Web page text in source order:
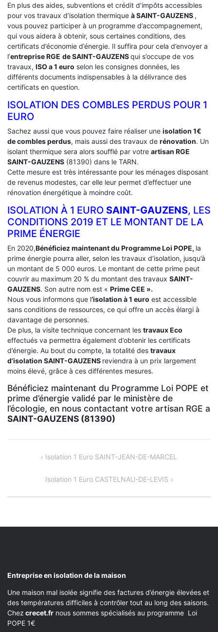
En plus des aides, subventions et crédit d’impôts accessibles
pour vos travaux d’isolation thermique à SAINT-GAUZENS ,
vous pouvez participer à un programme d’accompagnement,
qui vous aidera à obtenir, sous certaines conditions, des
certificats d’économie d’énergie. Il suffira pour cela d’envoyer a
l’entreprise RGE de SAINT-GAUZENSqui s’occupe de vos
travaux, ISO a 1 euro selon les consignes données, les
différents documents indispensables à la délivrance des
certificats en question.
ISOLATION DES COMBLES PERDUS POUR 1
EURO
Sachez aussi que vous pouvez faire réaliser une isolation 1€
de combles perdus, mais aussi des travaux de rénovation. Un
isolant thermique sera alors soufflé par votre artisan RGE
SAINT-GAUZENS (81390) dans le TARN.
Cette mesure est très intéressante pour les ménages disposant
de revenus modestes, car elle leur permet d’effectuer une
rénovation énergétique à moindre coût.
ISOLATION À 1 EURO SAINT-GAUZENS, LES
CONDITIONS 2019 ET LE MONTANT DE LA
PRIME ÉNERGIE
En 2020,Bénéficiez maintenant du Programme Loi POPE, la
prime énergie pourra aller, selon les travaux d’isolation, jusqu’à
un montant de 5 000 euros. Le montant de cette prime peut
couvrir au maximum 20 % du montant des travaux SAINT-
GAUZENS. Son autre nom est « Prime CEE ».
Nous vous informons que l‘isolation à 1 euro est accessible
sans conditions de ressources, ce qui offre un accès élargi à
davantage de personnes.
De plus, la visite technique concernant les travaux Eco
effectués va permettra également d’obtenir les certificats
d’énergie. Au bout du compte, la totalité des travaux
d’isolation SAINT-GAUZENS reviendra à un prix largement
moins élevé, grâce à ces différentes mesures.
Bénéficiez maintenant du Programme Loi POPE et
prime d’énergie validé par le ministère de
l’écologie, en nous contactant votre artisan RGE a
SAINT-GAUZENS (81390)
NAVIGATION
L’ARTICLE
Isolation 1 Euro SAINT-JEAN-DE-MARCEL
Isolation 1 Euro CASTELNAU-DE-LEVIS
Entreprise en isolation de la maison
Une maison mal isolée signifie des factures d’énergie élevées et
des températures difficiles à contrôler tout au long des saisons.
Chez crecet.fr nous sommes spécialisés au programme Loi
POPE 1€